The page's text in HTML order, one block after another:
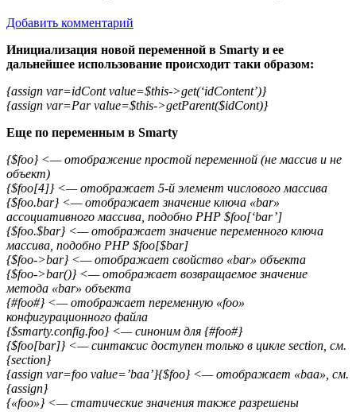
Добавить комментарий
Инициализация новой переменной в Smarty и ее
дальнейшее использование происходит таки образом:
{assign var=idCont value=$this->get(‘idContent’)}
{assign var=Par value=$this->getParent($idCont)}
Еще по переменным в Smarty
{$foo} <— отображение простой переменной (не массив и не
объект)
{$foo[4]} <— отображает 5-й элемент числового массива
{$foo.bar} <— отображает значение ключа «bar»
ассоциативного массива, подобно PHP $foo[‘bar’]
{$foo.$bar} <— отображает значение переменного ключа
массива, подобно PHP $foo[$bar]
{$foo->bar} <— отображает свойство «bar» объекта
{$foo->bar()} <— отображает возвращаемое значение
метода «bar» объекта
{#foo#} <— отображает переменную «foo»
конфигурационного файла
{$smarty.config.foo} <— синоним для {#foo#}
{$foo[bar]} <— синтаксис доступен только в цикле section, см.
{section}
{assign var=foo value=’baa’}{$foo} <— отображает «baa», см.
{assign}
{«foo»} <— статические значения также разрешены